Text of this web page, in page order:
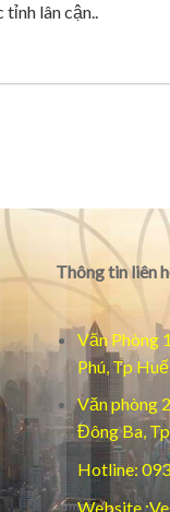
tỉnh lân cận..
Thông tin liên
Văn Phòng
Phú, Tp Huế
Văn phòng
Đông Ba,
Hotline:
Website